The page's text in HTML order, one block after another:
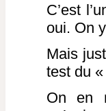
C’est
oui. On
Mais
test du
On en